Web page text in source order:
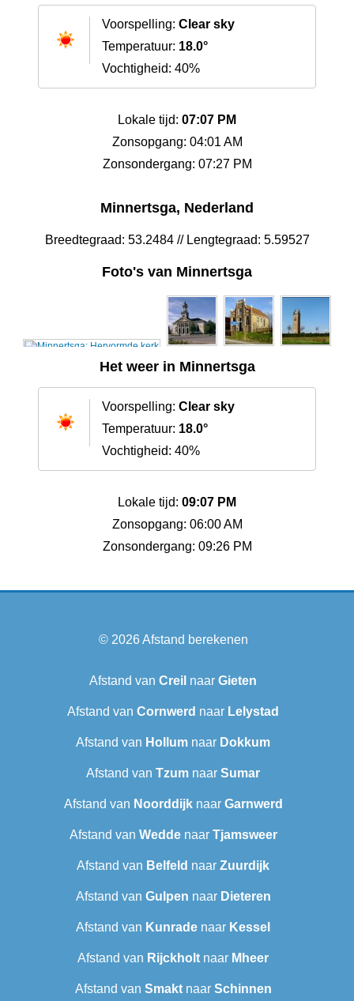
Voorspelling: Clear sky
Temperatuur: 18.0°
Vochtigheid: 40%
Lokale tijd: 07:07 PM
Zonsopgang: 04:01 AM
Zonsondergang: 07:27 PM
Minnertsga, Nederland
Breedtegraad: 53.2484 // Lengtegraad: 5.59527
Foto's van Minnertsga
Het weer in Minnertsga
Voorspelling: Clear sky
Temperatuur: 18.0°
Vochtigheid: 40%
Lokale tijd: 09:07 PM
Zonsopgang: 06:00 AM
Zonsondergang: 09:26 PM
© 2026Afstand berekenen
Afstand van Creil naar Gieten
Afstand van Cornwerd naar Lelystad
Afstand van Hollum naar Dokkum
Afstand van Tzum naar Sumar
Afstand van Noorddijknaar Garnwerd
Afstand van Weddenaar Tjamsweer
Afstand van Belfeld naar Zuurdijk
Afstand van Gulpen naar Dieteren
Afstand van Kunrade naar Kessel
Afstand van Rijckholt naar Mheer
Afstand van Smaktnaar Schinnen